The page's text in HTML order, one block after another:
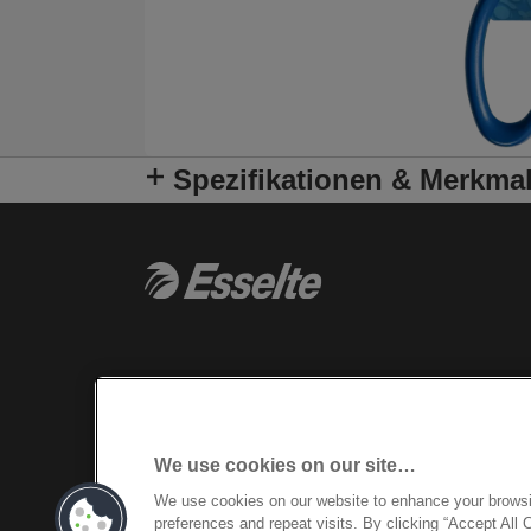
Spezifikationen &
We use cookies on our site…
We use cookies on our website to enhance your
preferences and repeat visits. By clicking “Accept All